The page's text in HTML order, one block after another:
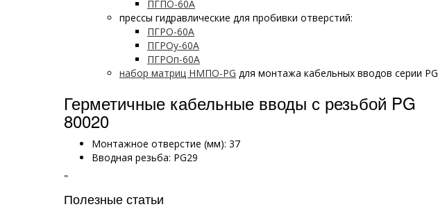
ПГПО-60А
прессы гидравлические для пробивки отверстий:
ПГРО-60А
ПГРОу-60А
ПГРОп-60А
набор матриц НМПО-PG для монтажа кабельных вводов серии PG
Герметичные кабельные вводы с резьбой PG
80020
Монтажное отверстие (мм): 37
Вводная резьба: PG29
"
Полезные статьи